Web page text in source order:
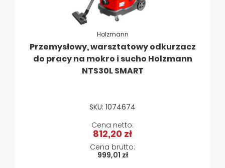
Holzmann
Przemysłowy, warsztatowy odkurzacz
do pracy na mokro i sucho Holzmann
NTS30L SMART
SKU: 1074674
999,01 zł
812,20 zł